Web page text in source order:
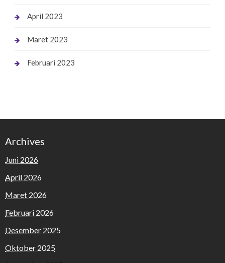
April 2023
Maret 2023
Februari 2023
Archives
Juni 2026
April 2026
Maret 2026
Februari 2026
Desember 2025
Oktober 2025